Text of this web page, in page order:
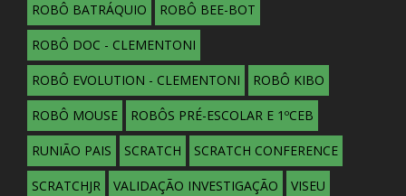
ROBÔ BATRÁQUIO ROBÔ BEE-BOT
ROBÔ DOC - CLEMENTONI
ROBÔ EVOLUTION - CLEMENTONI ROBÔ KIBO
ROBÔ MOUSE ROBÔS PRÉ-ESCOLAR E 1ºCEB
RUNIÃO PAIS SCRATCH SCRATCH CONFERENCE
SCRATCHJR VALIDAÇÃO INVESTIGAÇÃO VISEU